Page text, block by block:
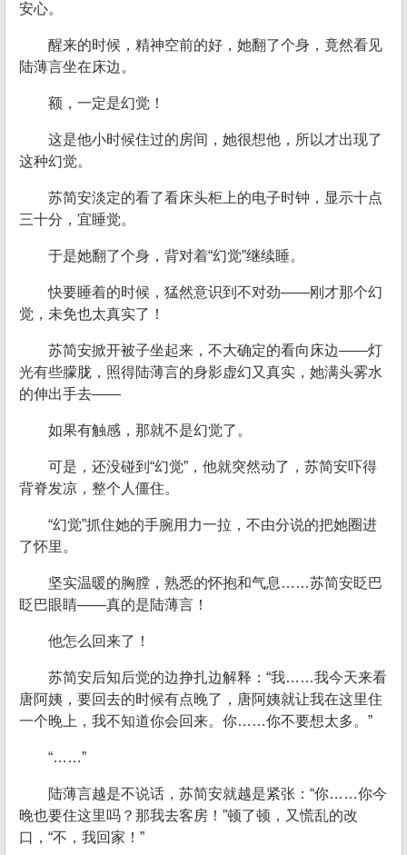
安心。
醒来的时候，精神空前的好，她翻了个身，竟然看见
陆薄言坐在床边。
额，一定是幻觉！
这是他小时候住过的房间，她很想他，所以才出现了
这种幻觉。
苏简安淡定的看了看床头柜上的电子时钟，显示十点
三十分，宜睡觉。
于是她翻了个身，背对着“幻觉”继续睡。
快要睡着的时候，猛然意识到不对劲——刚才那个幻
觉，未免也太真实了！
苏简安掀开被子坐起来，不大确定的看向床边——灯
光有些朦胧，照得陆薄言的身影虚幻又真实，她满头雾水
的伸出手去——
如果有触感，那就不是幻觉了。
可是，还没碰到“幻觉”，他就突然动了，苏简安吓得
背脊发凉，整个人僵住。
“幻觉”抓住她的手腕用力一拉，不由分说的把她圈进
了怀里。
坚实温暖的胸膛，熟悉的怀抱和气息……苏简安眨巴
眨巴眼睛——真的是陆薄言！
他怎么回来了！
苏简安后知后觉的边挣扎边解释：“我……我今天来看
唐阿姨，要回去的时候有点晚了，唐阿姨就让我在这里住
一个晚上，我不知道你会回来。你……你不要想太多。”
“……”
陆薄言越是不说话，苏简安就越是紧张：“你……你今
晚也要住这里吗？那我去客房！”顿了顿，又慌乱的改
口，“不，我回家！”